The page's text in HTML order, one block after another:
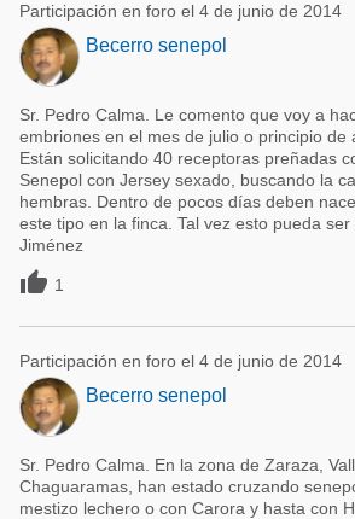
Participación en foro el 4 de junio de 2014
Becerro senepol
Sr. Pedro Calma. Le comento que voy a
embriones en el mes de julio o principio de
Están solicitando 40 receptoras preñadas
Senepol con Jersey sexado, buscando la
hembras. Dentro de pocos días deben
este tipo en la finca. Tal vez esto pueda
Jiménez
 1
Participación en foro el 4 de junio de 2014
Becerro senepol
Sr. Pedro Calma. En la zona de Zaraza,
Chaguaramas, han estado cruzando
mestizo lechero o con Carora y hasta con